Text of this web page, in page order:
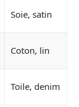
Soie, satin
Coton, lin
Toile, denim